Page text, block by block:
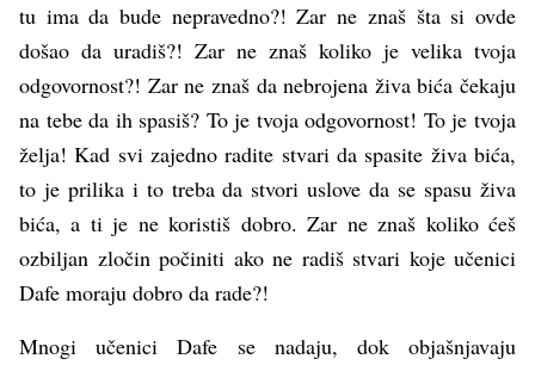
tu ima da bude nepravedno?! Zar ne znaš šta si ovde
došao da uradiš?! Zar ne znaš koliko je velika tvoja
odgovornost?! Zar ne znaš da nebrojena živa bića čekaju
na tebe da ih spasiš? To je tvoja odgovornost! To je tvoja
želja! Kad svi zajedno radite stvari da spasite živa bića,
to je prilika i to treba da stvori uslove da se spasu živa
bića, a ti je ne koristiš dobro. Zar ne znaš koliko ćeš
ozbiljan zločin počiniti ako ne radiš stvari koje učenici
Dafe moraju dobro da rade?!
Mnogi učenici Dafe se nadaju, dok objašnjavaju